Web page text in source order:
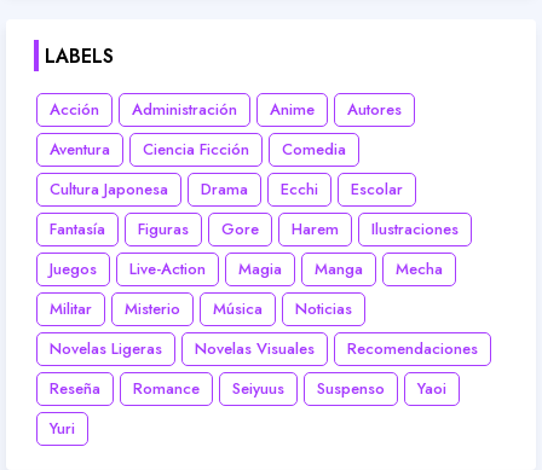
LABELS
Acción Administración Anime
Autores
Aventura
Ciencia Ficción
Comedia
Cultura Japonesa
Drama Ecchi
Escolar
Fantasía
Figuras Gore Harem
Ilustraciones
Juegos
Live-Action Magia Manga
Mecha
Militar
Misterio Música
Noticias
Novelas Ligeras
Novelas Visuales
Recomendaciones
Reseña
Romance Seiyuus Suspenso
Yaoi
Yuri